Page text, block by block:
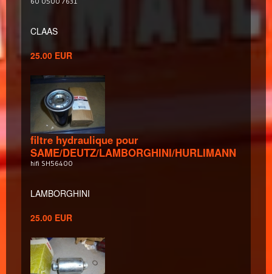
CLAAS
25.00 EUR
filtre hydraulique pour
SAME/DEUTZ/LAMBORGHINI/HURLIMANN
hifi SH56400
LAMBORGHINI
25.00 EUR